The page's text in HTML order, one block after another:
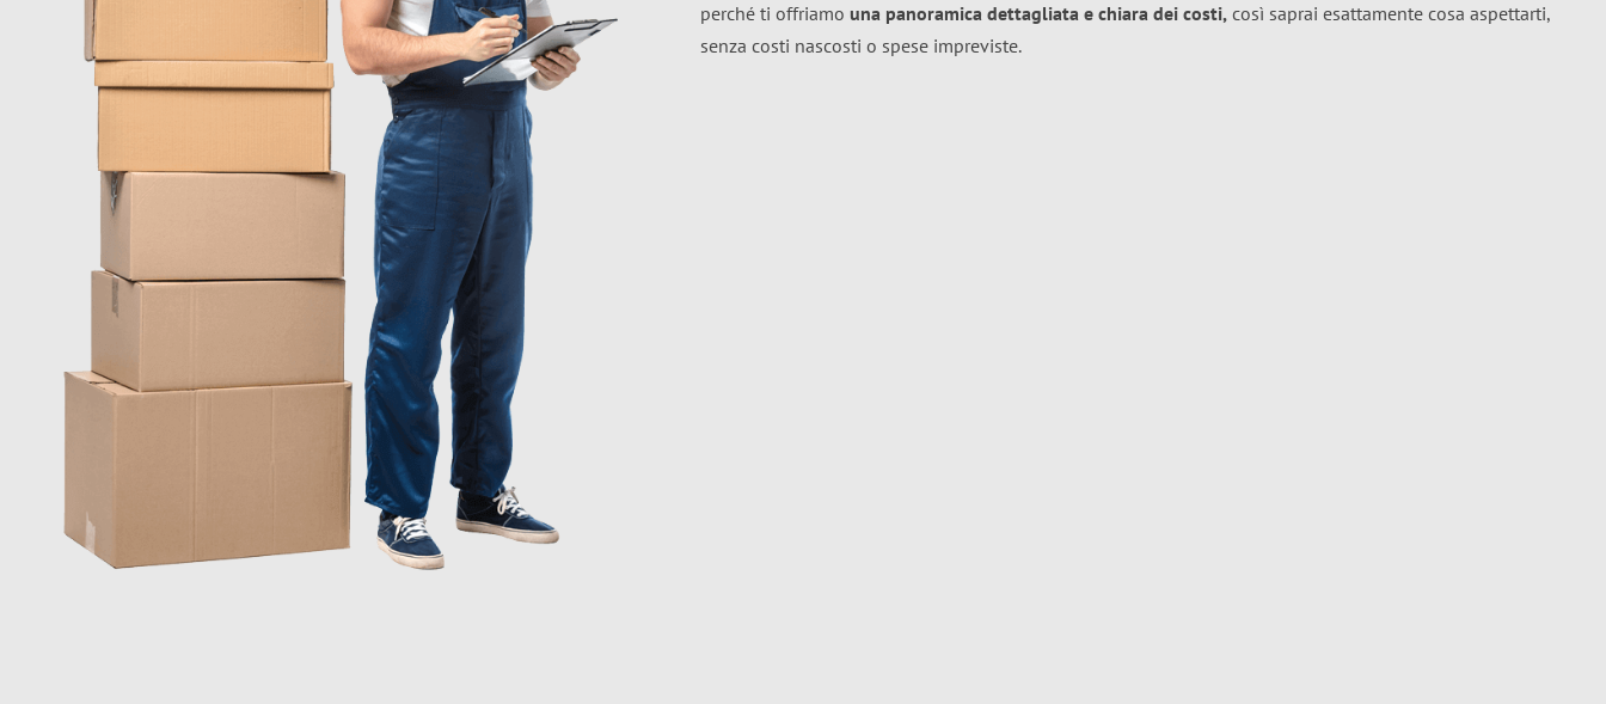
perché ti offriamo una panoramica dettagliata e chiara dei costi, così saprai esattamente cosa aspettarti,
senza costi nascosti o spese impreviste.